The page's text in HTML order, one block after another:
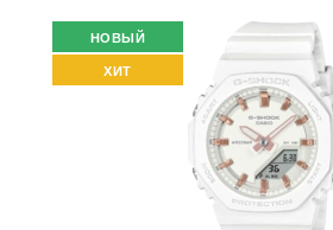
НОВЫЙ
ХИТ